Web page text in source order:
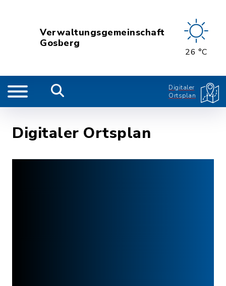
Verwaltungsgemeinschaft
Gosberg
26 °C
Digitaler
Ortsplan
Digitaler Ortsplan